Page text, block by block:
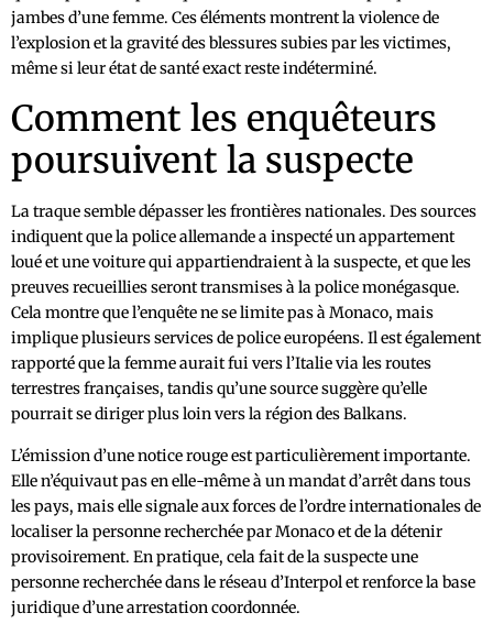
jambes d’une femme. Ces éléments montrent la violence de
l’explosion et la gravité des blessures subies par les victimes,
même si leur état de santé exact reste indéterminé.
Comment les enquêteurs
poursuivent la suspecte
La traque semble dépasser les frontières nationales. Des sources
indiquent que la police allemande a inspecté un appartement
loué et une voiture qui appartiendraient à la suspecte, et que les
preuves recueillies seront transmises à la police monégasque.
Cela montre que l’enquête ne se limite pas à Monaco, mais
implique plusieurs services de police européens. Il est également
rapporté que la femme aurait fui vers l’Italie via les routes
terrestres françaises, tandis qu’une source suggère qu’elle
pourrait se diriger plus loin vers la région des Balkans.
L’émission d’une notice rouge est particulièrement importante.
Elle n’équivaut pas en elle-même à un mandat d’arrêt dans tous
les pays, mais elle signale aux forces de l’ordre internationales de
localiser la personne recherchée par Monaco et de la détenir
provisoirement. En pratique, cela fait de la suspecte une
personne recherchée dans le réseau d’Interpol et renforce la base
juridique d’une arrestation coordonnée.